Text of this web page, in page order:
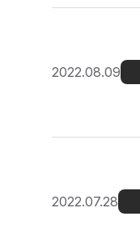
2022.08.09
2022.07.28